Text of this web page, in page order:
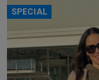
SPECIAL